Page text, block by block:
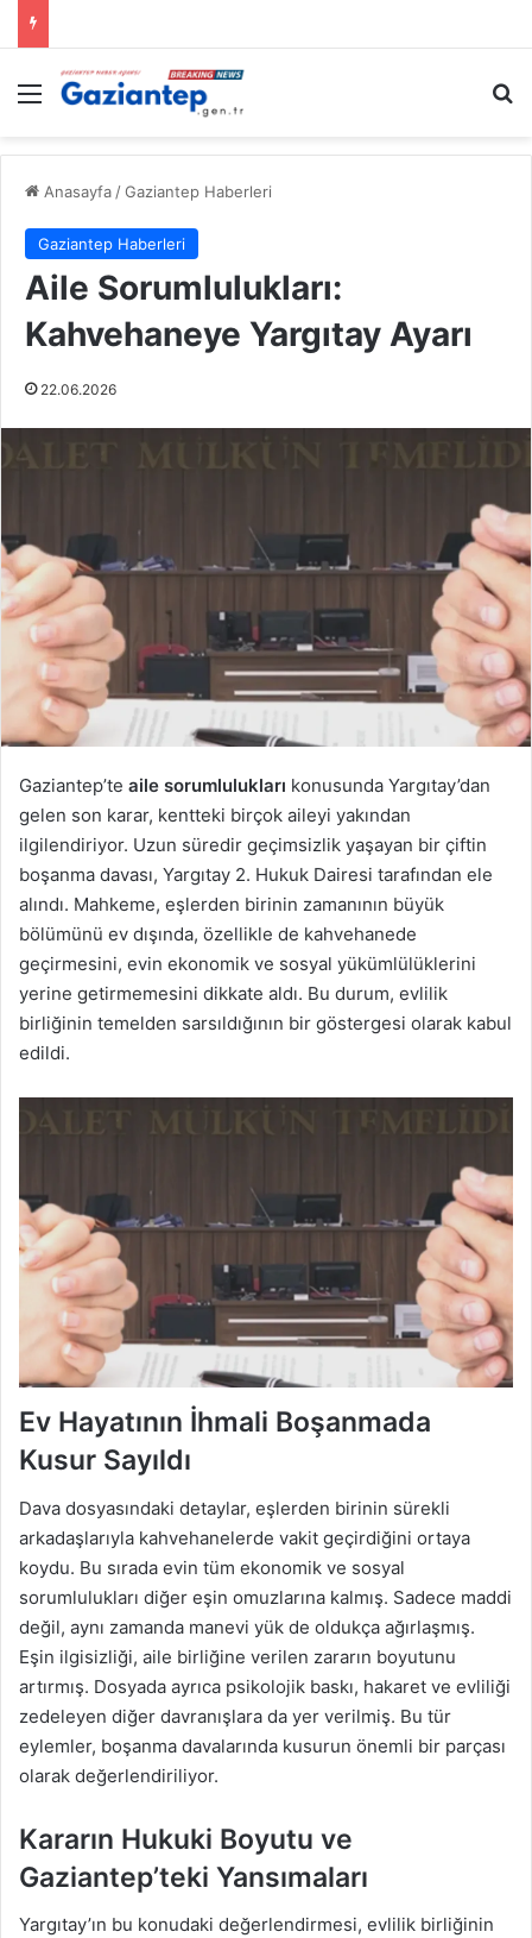
Menü
Anasayfa /Gaziantep Haberleri
Gaziantep Haberleri
Aile Sorumlulukları:
Kahvehaneye Yargıtay Ayarı
22.06.2026
Gaziantep’te aile sorumlulukları konusunda Yargıtay’dan
gelen son karar, kentteki birçok aileyi yakından
ilgilendiriyor. Uzun süredir geçimsizlik yaşayan bir çiftin
boşanma davası, Yargıtay 2. Hukuk Dairesi tarafından ele
alındı. Mahkeme, eşlerden birinin zamanının büyük
bölümünü ev dışında, özellikle de kahvehanede
geçirmesini, evin ekonomik ve sosyal yükümlülüklerini
yerine getirmemesini dikkate aldı. Bu durum, evlilik
birliğinin temelden sarsıldığının bir göstergesi olarak kabul
edildi.
Ev Hayatının İhmali Boşanmada
Kusur Sayıldı
Dava dosyasındaki detaylar, eşlerden birinin sürekli
arkadaşlarıyla kahvehanelerde vakit geçirdiğini ortaya
koydu. Bu sırada evin tüm ekonomik ve sosyal
sorumlulukları diğer eşin omuzlarına kalmış. Sadece maddi
değil, aynı zamanda manevi yük de oldukça ağırlaşmış.
Eşin ilgisizliği, aile birliğine verilen zararın boyutunu
artırmış. Dosyada ayrıca psikolojik baskı, hakaret ve evliliği
zedeleyen diğer davranışlara da yer verilmiş. Bu tür
eylemler, boşanma davalarında kusurun önemli bir parçası
olarak değerlendiriliyor.
Kararın Hukuki Boyutu ve
Gaziantep’teki Yansımaları
Yargıtay’ın bu konudaki değerlendirmesi, evlilik birliğinin